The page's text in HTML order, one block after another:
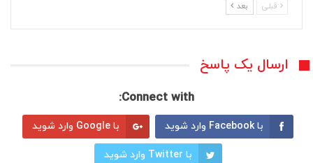
قبلی بعد
ارسال یک پاسخ
Connect with:
با Facebook وارد شوید با Google وارد شوید
با Twitter وارد شوید